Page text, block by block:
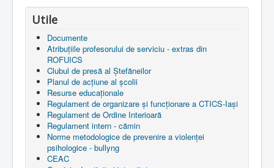
Utile
Documente
Atribuțiile profesorului de serviciu - extras din
ROFUICS
Clubul de presă al Ștefăneilor
Planul de acțiune al școlii
Resurse educaționale
Regulament de organizare și funcționare a CTICS-Iași
Regulament de Ordine Interioară
Regulament intern - cămin
Norme metodologice de prevenire a violenței
psihologice - bullyng
CEAC